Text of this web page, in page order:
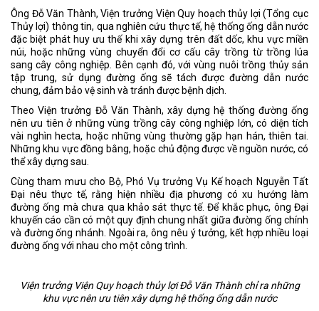
Ông Đỗ Văn Thành, Viện trưởng Viện Quy hoạch thủy lợi (Tổng cục
Thủy lợi) thông tin, qua nghiên cứu thực tế, hệ thống ống dẫn nước
đặc biệt phát huy ưu thế khi xây dựng trên đất dốc, khu vực miền
núi, hoặc những vùng chuyển đổi cơ cấu cây trồng từ trồng lúa
sang cây công nghiệp. Bên cạnh đó, với vùng nuôi trồng thủy sản
tập trung, sử dụng đường ống sẽ tách được đường dẫn nước
chung, đảm bảo vệ sinh và tránh được bệnh dịch.
Theo Viện trưởng Đỗ Văn Thành, xây dựng hệ thống đường ống
nên ưu tiên ở những vùng trồng cây công nghiệp lớn, có diện tích
vài nghìn hecta, hoặc những vùng thường gặp hạn hán, thiên tai.
Những khu vực đồng bằng, hoặc chủ động được về nguồn nước, có
thể xây dựng sau.
Cùng tham mưu cho Bộ, Phó Vụ trưởng Vụ Kế hoạch Nguyễn Tất
Đại nêu thực tế, rằng hiện nhiều địa phương có xu hướng làm
đường ống mà chưa qua khảo sát thực tế. Để khắc phục, ông Đại
khuyến cáo cần có một quy định chung nhất giữa đường ống chính
và đường ống nhánh. Ngoài ra, ông nêu ý tưởng, kết hợp nhiều loại
đường ống với nhau cho một công trình.
Viện trưởng Viện Quy hoạch thủy lợi Đỗ Văn Thành chỉ ra những
khu vực nên ưu tiên xây dựng hệ thống ống dẫn nước